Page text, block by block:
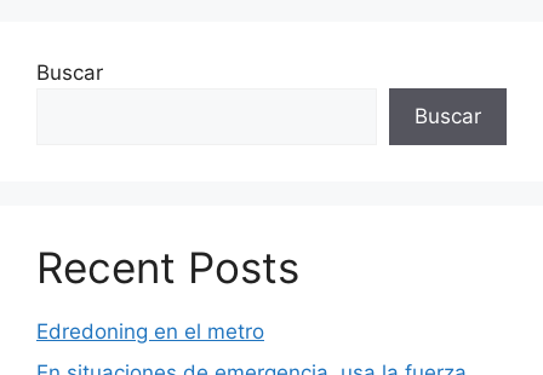
Buscar
Buscar
Recent Posts
Edredoning en el metro